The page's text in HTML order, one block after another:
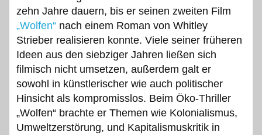
zehn Jahre dauern, bis er seinen zweiten Film
„Wolfen“ nach einem Roman von Whitley
Strieber realisieren konnte. Viele seiner früheren
Ideen aus den siebziger Jahren ließen sich
filmisch nicht umsetzen, außerdem galt er
sowohl in künstlerischer wie auch politischer
Hinsicht als kompromisslos. Beim Öko-Thriller
„Wolfen“ brachte er Themen wie Kolonialismus,
Umweltzerstörung, und Kapitalismuskritik in